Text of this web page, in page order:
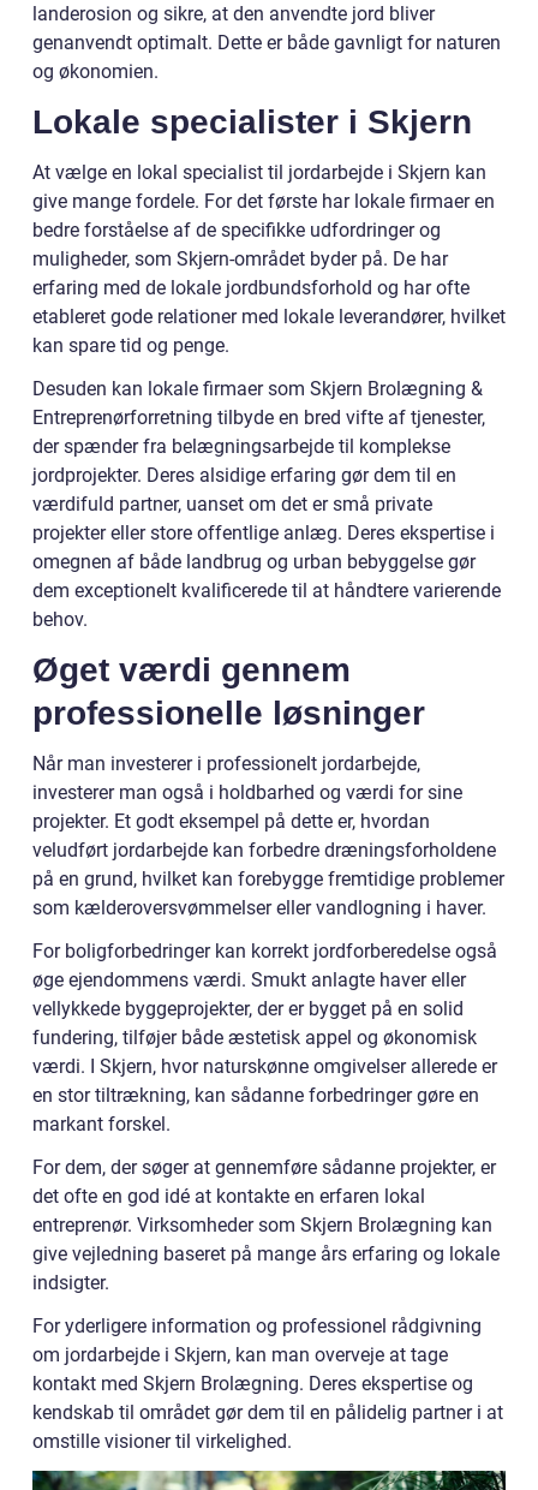
landerosion og sikre, at den anvendte jord bliver
genanvendt optimalt. Dette er både gavnligt for naturen
og økonomien.
Lokale specialister i Skjern
At vælge en lokal specialist til jordarbejde i Skjern kan
give mange fordele. For det første har lokale firmaer en
bedre forståelse af de specifikke udfordringer og
muligheder, som Skjern-området byder på. De har
erfaring med de lokale jordbundsforhold og har ofte
etableret gode relationer med lokale leverandører, hvilket
kan spare tid og penge.
Desuden kan lokale firmaer som Skjern Brolægning &
Entreprenørforretning tilbyde en bred vifte af tjenester,
der spænder fra belægningsarbejde til komplekse
jordprojekter. Deres alsidige erfaring gør dem til en
værdifuld partner, uanset om det er små private
projekter eller store offentlige anlæg. Deres ekspertise i
omegnen af både landbrug og urban bebyggelse gør
dem exceptionelt kvalificerede til at håndtere varierende
behov.
Øget værdi gennem
professionelle løsninger
Når man investerer i professionelt jordarbejde,
investerer man også i holdbarhed og værdi for sine
projekter. Et godt eksempel på dette er, hvordan
veludført jordarbejde kan forbedre dræningsforholdene
på en grund, hvilket kan forebygge fremtidige problemer
som kælderoversvømmelser eller vandlogning i haver.
For boligforbedringer kan korrekt jordforberedelse også
øge ejendommens værdi. Smukt anlagte haver eller
vellykkede byggeprojekter, der er bygget på en solid
fundering, tilføjer både æstetisk appel og økonomisk
værdi. I Skjern, hvor naturskønne omgivelser allerede er
en stor tiltrækning, kan sådanne forbedringer gøre en
markant forskel.
For dem, der søger at gennemføre sådanne projekter, er
det ofte en god idé at kontakte en erfaren lokal
entreprenør. Virksomheder som Skjern Brolægning kan
give vejledning baseret på mange års erfaring og lokale
indsigter.
For yderligere information og professionel rådgivning
om jordarbejde i Skjern, kan man overveje at tage
kontakt med Skjern Brolægning. Deres ekspertise og
kendskab til området gør dem til en pålidelig partner i at
omstille visioner til virkelighed.